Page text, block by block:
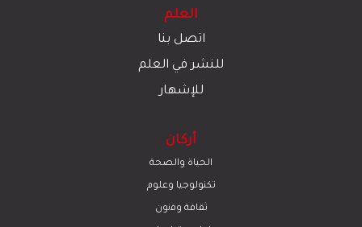
العلم
اتصل بنا
للنشر في العلم
للإشهار
أركان
الحياة والصحة
تكنولوجيا وعلوم
ﺛﻘﺎﻓﺔ وﻓﻧون